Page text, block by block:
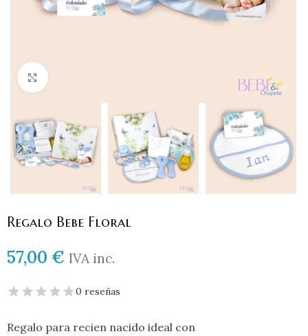
Haga clic para ampliar
Regalo Bebe Floral
57,00 € IVA inc.
0 reseñas
Regalo para recien nacido ideal con